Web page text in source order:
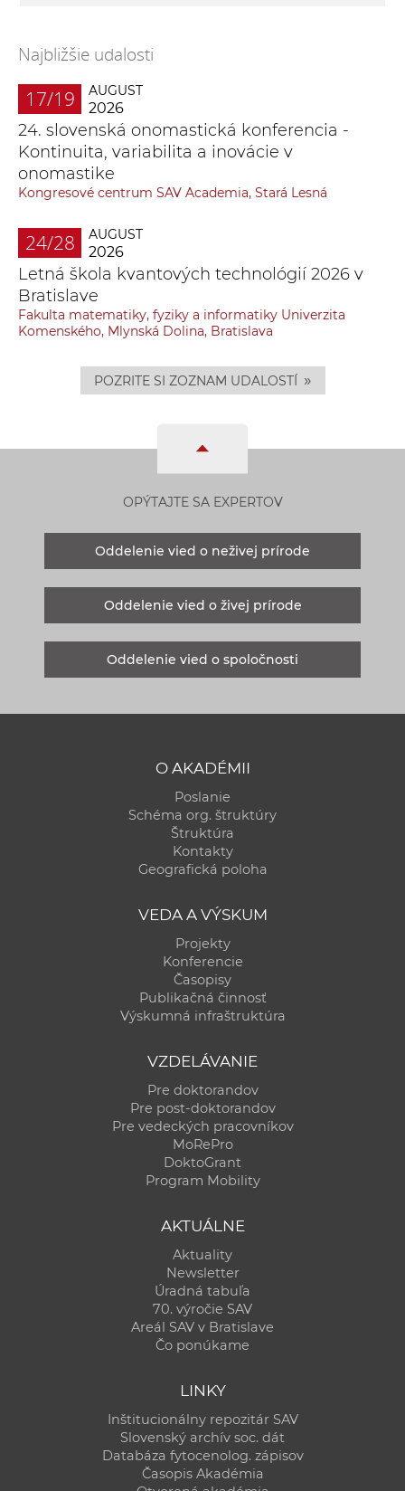
Najbližšie udalosti
17/19 AUGUST
2026
24. slovenská onomastická konferencia -
Kontinuita, variabilita a inovácie v
onomastike
Kongresové centrum SAV Academia, Stará Lesná
24/28 AUGUST
2026
Letná škola kvantových technológií 2026 v
Bratislave
Fakulta matematiky, fyziky a informatiky Univerzita
Komenského, Mlynská Dolina, Bratislava
POZRITE SI ZOZNAM UDALOSTÍ »
OPÝTAJTE SA EXPERTOV
Oddelenie vied o neživej prírode
Oddelenie vied o živej prírode
Oddelenie vied o spoločnosti
O AKADÉMII
Poslanie
Schéma org. štruktúry
Štruktúra
Kontakty
Geografická poloha
VEDA A VÝSKUM
Projekty
Konferencie
Časopisy
Publikačná činnosť
Výskumná infraštruktúra
VZDELÁVANIE
Pre doktorandov
Pre post-doktorandov
Pre vedeckých pracovníkov
MoRePro
DoktoGrant
Program Mobility
AKTUÁLNE
Aktuality
Newsletter
Úradná tabuľa
70. výročie SAV
Areál SAV v Bratislave
Čo ponúkame
LINKY
Inštitucionálny repozitár SAV
Slovenský archív soc. dát
Databáza fytocenolog. zápisov
Časopis Akadémia